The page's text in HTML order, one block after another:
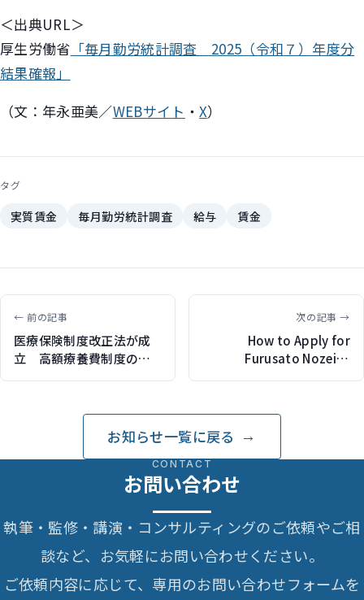
＜出典URL＞
厚生労働省 「毎月勤労統計調査 2025（令和７）年度分
結果確報」
（文：年永亜美／WEBサイト ・X）
タグ
実質賃金 毎月勤労統計調査 給与 賃金
← 前の記事
医療保険制度改正法が成
立 高額療養費制度の見
次の記事 →
How to Apply for
Furusato Nozei in
Guide（belonging
お知らせ一覧に戻る
CONTACT
お問い合わせ
執筆・監修・講演・コンサルティングのご依頼やご相
談など、お気軽にお問い合わせください。
ご依頼内容に応じて、専用のお問い合わせフォームを